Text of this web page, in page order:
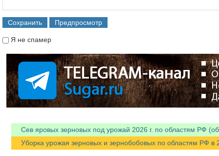
Я не спамер
Сев яровых зерновых под урожай 2026 г. по областям РФ
Уборка урожая зерновых и зернобобовых по областям РФ в